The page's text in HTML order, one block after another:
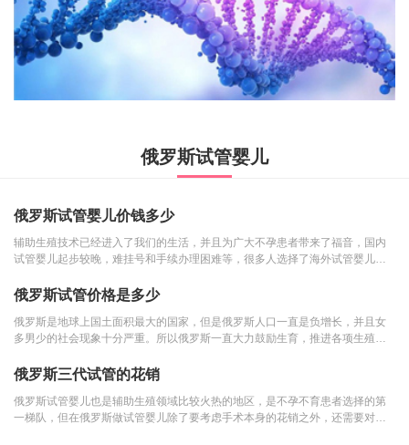
俄罗斯试管婴儿
俄罗斯试管婴儿价钱多少
辅助生殖技术已经进入了我们的生活，并且为广大不孕患者带来了福音，国内
试管婴儿起步较晚，难挂号和手续办理困难等，很多人选择了海外试管婴儿。
俄罗斯试管价格是多少
俄罗斯是地球上国土面积最大的国家，但是俄罗斯人口一直是负增长，并且女
多男少的社会现象十分严重。所以俄罗斯一直大力鼓励生育，推进各项生殖技
俄罗斯三代试管的花销
俄罗斯试管婴儿也是辅助生殖领域比较火热的地区，是不孕不育患者选择的第
一梯队，但在俄罗斯做试管婴儿除了要考虑手术本身的花销之外，还需要对食